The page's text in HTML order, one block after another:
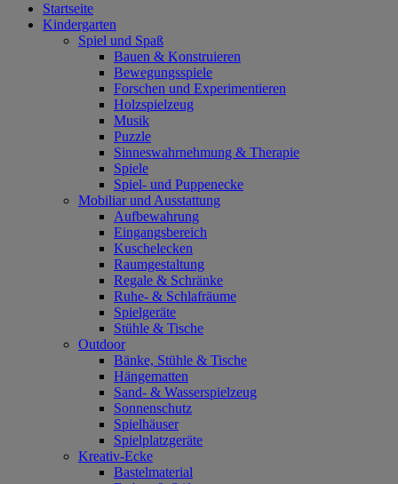
Startseite
Kindergarten
Spiel und Spaß
Bauen & Konstruieren
Bewegungsspiele
Forschen und Experimentieren
Holzspielzeug
Musik
Puzzle
Sinneswahrnehmung & Therapie
Spiele
Spiel- und Puppenecke
Mobiliar und Ausstattung
Aufbewahrung
Eingangsbereich
Kuschelecken
Raumgestaltung
Regale & Schränke
Ruhe- & Schlafräume
Spielgeräte
Stühle & Tische
Outdoor
Bänke, Stühle & Tische
Hängematten
Sand- & Wasserspielzeug
Sonnenschutz
Spielhäuser
Spielplatzgeräte
Kreativ-Ecke
Bastelmaterial